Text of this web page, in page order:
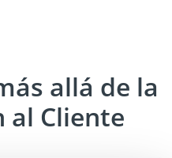
allá de la
al Cliente